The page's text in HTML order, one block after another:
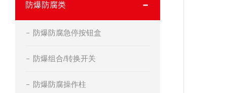
防爆防腐类
防爆防腐急停按钮盒
防爆组合/转换开关
防爆防腐操作柱